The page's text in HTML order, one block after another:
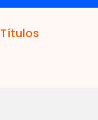
Títulos